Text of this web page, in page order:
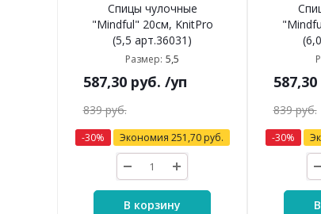
Спицы чулочные
"Mindful" 20см, KnitPro
(5,5 арт.36031)
Размер: 5,5
587,30руб. /уп
839руб.
-30% Экономия 251,70руб.
В корзину
587,30
839руб.
-30%